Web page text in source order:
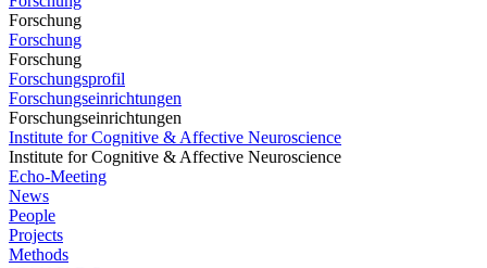
Forschung
Forschung
Forschung
Forschungsprofil
Forschungseinrichtungen
Forschungseinrichtungen
Institute for Cognitive & Affective Neuroscience
Institute for Cognitive & Affective Neuroscience
Echo-Meeting
News
People
Projects
Methods